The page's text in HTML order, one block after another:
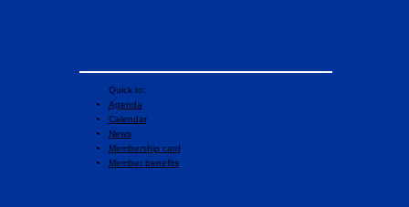
Quick to:
Agenda
Calendar
News
Membership card
Member benefits